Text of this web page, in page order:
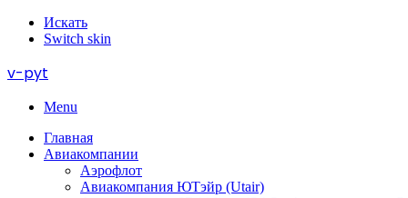
Искать
Switch skin
v-pyt
Menu
Главная
Авиакомпании
Аэрофлот
Авиакомпания ЮТэйр (Utair)